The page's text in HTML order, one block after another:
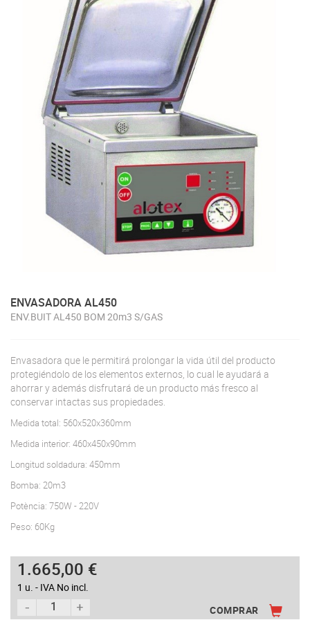
ENVASADORA AL450
ENV.BUIT AL450 BOM 20m3 S/GAS
Envasadora que le permitirá prolongar la vida útil del producto
protegiéndolo de los elementos externos, lo cual le ayudará a
ahorrar y además disfrutará de un producto más fresco al
conservar intactas sus propiedades.
Medida total: 560x520x360mm
Medida interior: 460x450x90mm
Longitud soldadura: 450mm
Bomba: 20m3
Potència: 750W - 220V
Peso: 60Kg
1.665,00 €
1 u. - IVA No incl.
COMPRAR